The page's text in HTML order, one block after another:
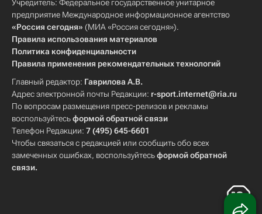
Учредитель: Федеральное государственное унитарное
предприятие Международное информационное агентство
«Россия сегодня» (МИА «Россия сегодня»).
Правила использования материалов
Политика конфиденциальности
Правила применения рекомендательных технологий
Главный редактор: Гаврилова А.В.
Адрес электронной почты Редакции: r-sport.internet@ria.ru
По вопросам размещения пресс-релизов и рекламы
воспользуйтесьформой обратной связи
Телефон Редакции: 7 (495) 645-6601
Чтобы связаться с редакцией или сообщить обо всех
замеченных ошибках, воспользуйтесьформой обратной
связи.